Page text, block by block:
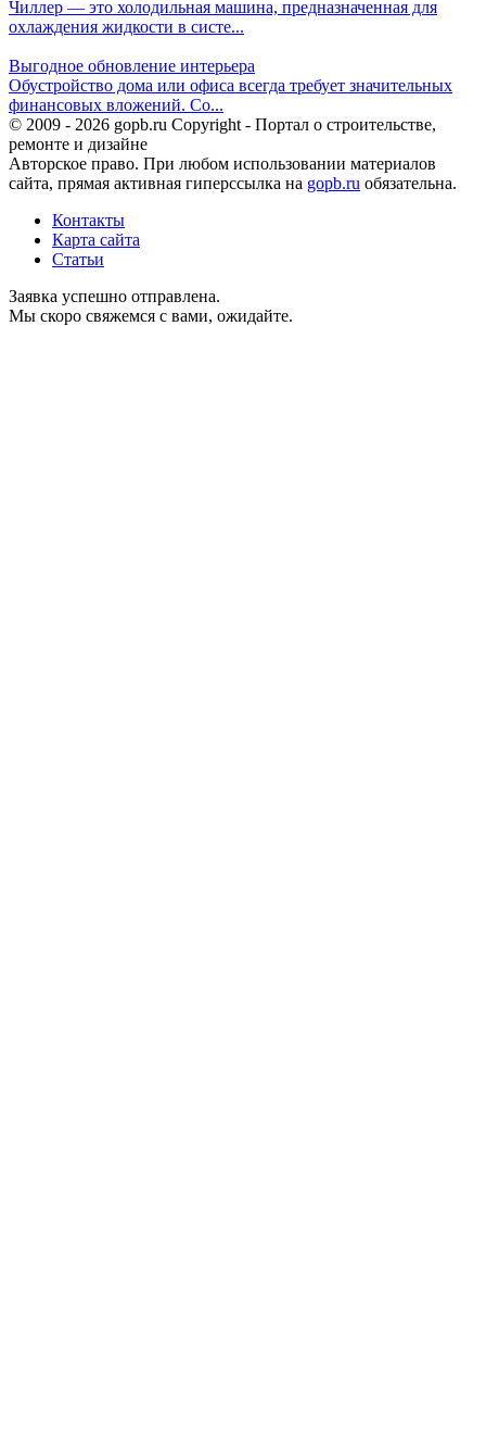
Чиллер — это холодильная машина, предназначенная для
охлаждения жидкости в систе...
Выгодное обновление интерьера
Обустройство дома или офиса всегда требует значительных
финансовых вложений. Со...
© 2009 - 2026 gopb.ru Copyright - Портал о строительстве,
ремонте и дизайне
Авторское право. При любом использовании материалов
сайта, прямая активная гиперссылка на gopb.ru обязательна.
Контакты
Карта сайта
Статьи
Заявка успешно отправлена.
Мы скоро свяжемся с вами, ожидайте.